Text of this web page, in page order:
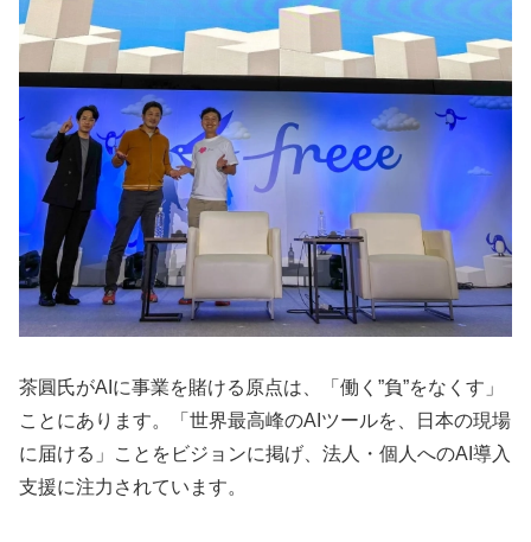
茶圓氏がAIに事業を賭ける原点は、「働く”負”をなくす」
ことにあります。「世界最高峰のAIツールを、日本の現場
に届ける」ことをビジョンに掲げ、法人・個人へのAI導入
支援に注力されています。